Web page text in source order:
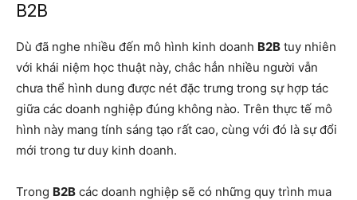
B2B
Dù đã nghe nhiều đến mô hình kinh doanh B2B tuy nhiên
với khái niệm học thuật này, chắc hẳn nhiều người vẫn
chưa thể hình dung được nét đặc trưng trong sự hợp tác
giữa các doanh nghiệp đúng không nào. Trên thực tế mô
hình này mang tính sáng tạo rất cao, cùng với đó là sự đổi
mới trong tư duy kinh doanh.
Trong B2B các doanh nghiệp sẽ có những quy trình mua